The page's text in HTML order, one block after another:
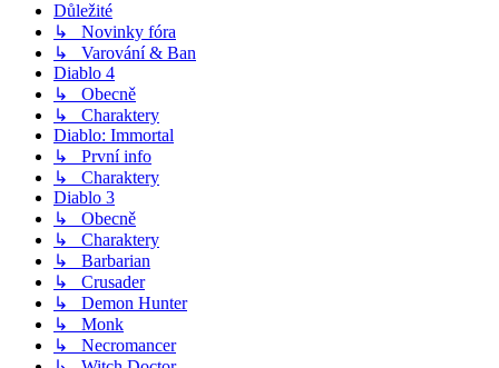
Důležité
↳ Novinky fóra
↳ Varování & Ban
Diablo 4
↳ Obecně
↳ Charaktery
Diablo: Immortal
↳ První info
↳ Charaktery
Diablo 3
↳ Obecně
↳ Charaktery
↳ Barbarian
↳ Crusader
↳ Demon Hunter
↳ Monk
↳ Necromancer